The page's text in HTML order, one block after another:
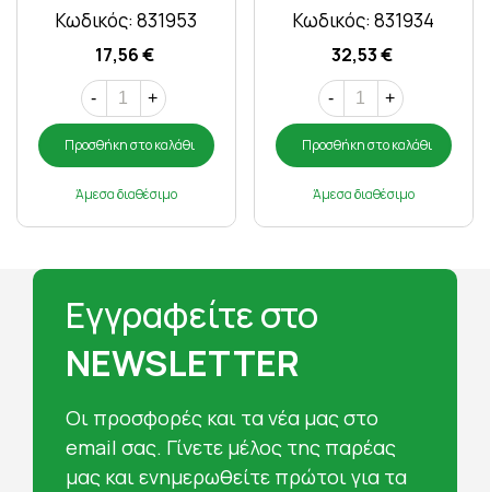
Κωδικός: 831953
17,56 €
- +
Προσθήκη στο καλάθι
Άμεσα διαθέσιμο
Κωδικός: 831934
32,53 €
- +
Προσθήκη στο καλάθι
Άμεσα διαθέσιμο
Εγγραφείτε στο
NEWSLETTER
Oι προσφορές και τα νέα μας στο
email σας. Γίνετε μέλος της παρέας
μας και ενημερωθείτε πρώτοι για τα